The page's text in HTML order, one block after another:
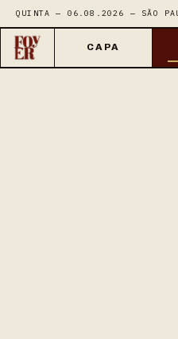
QUINTA — 06.08.2026 — SÃO
CAPA